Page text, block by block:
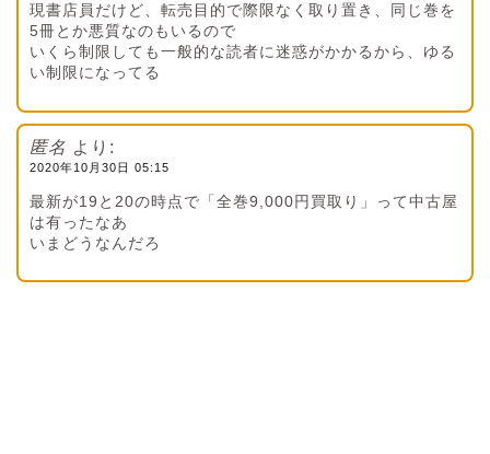
現書店員だけど、転売目的で際限なく取り置き、同じ巻を
5冊とか悪質なのもいるので
いくら制限しても一般的な読者に迷惑がかかるから、ゆる
い制限になってる
匿名 より:
2020年10月30日 05:15
最新が19と20の時点で「全巻9,000円買取り」って中古屋
は有ったなあ
いまどうなんだろ